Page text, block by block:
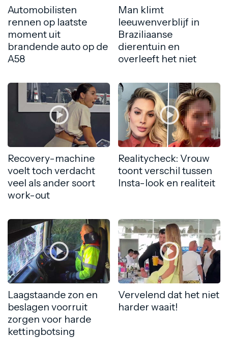
Automobilisten
rennen op laatste
moment uit
brandende auto op de
A58
Man klimt
leeuwenverblijf in
Braziliaanse
dierentuin en
overleeft het niet
Recovery-machine
voelt toch verdacht
veel als ander soort
work-out
Realitycheck: Vrouw
toont verschil tussen
Insta-look en realiteit
Laagstaande zon en
beslagen voorruit
zorgen voor harde
kettingbotsing
Vervelend dat het niet
harder waait!